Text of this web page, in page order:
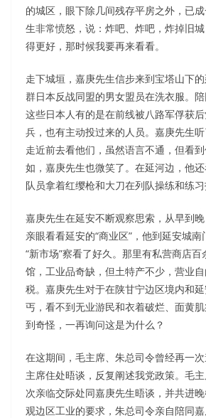
的城区，眼下除几间残存平房之外，已
生非常愤怒，说：炸吧、炸吧，炸掉旧
得更好，那时候我要再来看看。
走下城垣，嘉庚先生信步来到宝塔山下
群日本反战同盟的男女盟员在洗衣服。陪
这些日本人有的是在前线被八路军俘获
兵，也有主动投过来的人员。嘉庚先生
走近前去看他们，虽然语言不通，但看
如，嘉庚先生也微笑了。在延河边，他
队员拿着红缨枪和大刀在列队操练和练习
嘉庚先生在延安不断观察思索，从早到
亲眼看看延安的“商业区”，他到延安城
“新市场”察看了好久。那里有私营商店
馆，工业品奇缺，但土特产不少，营业
税。嘉庚先生对于在陕甘宁边区境内和
丐，看不到无业游民和衣着破烂、面黄
到奇怪，一再询问这是为什么？
在这期间，毛主席、朱总司令曾经再一
主席住处晤谈，反复阐述我党政策。毛
次亲临交际处同嘉庚先生晤谈，并共进
观边区工业的要求，朱总司令亲自陪同